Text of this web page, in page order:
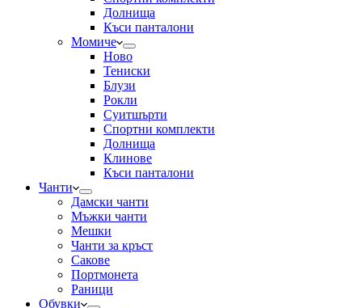
Долнища
Къси панталони
Момиче
Ново
Тениски
Блузи
Рокли
Суитшърти
Спортни комплекти
Долнища
Клинове
Къси панталони
Чанти
Дамски чанти
Мъжки чанти
Мешки
Чанти за кръст
Сакове
Портмонета
Раници
Обувки